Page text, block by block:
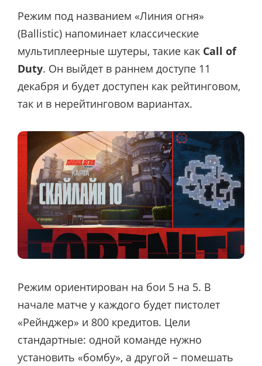
Режим под названием «Линия огня»
(Ballistic) напоминает классические
мультиплеерные шутеры, такие как Call of
Duty. Он выйдет в раннем доступе 11
декабря и будет доступен как рейтинговом,
так и в нерейтинговом вариантах.
Режим ориентирован на бои 5 на 5. В
начале матче у каждого будет пистолет
«Рейнджер» и 800 кредитов. Цели
стандартные: одной команде нужно
установить «бомбу», а другой – помешать